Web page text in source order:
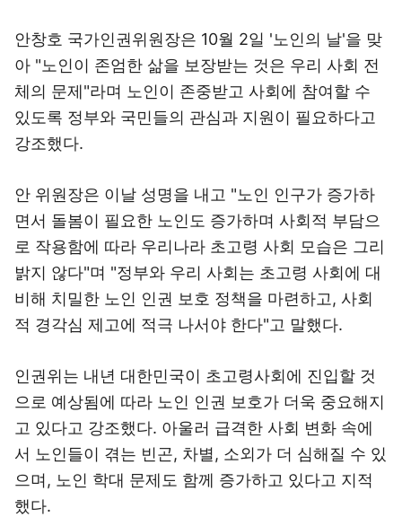
안창호 국가인권위원장은 10월 2일 '노인의 날'을 맞
아 "노인이 존엄한 삶을 보장받는 것은 우리 사회 전
체의 문제"라며 노인이 존중받고 사회에 참여할 수
있도록 정부와 국민들의 관심과 지원이 필요하다고
강조했다.
안 위원장은 이날 성명을 내고 "노인 인구가 증가하
면서 돌봄이 필요한 노인도 증가하며 사회적 부담으
로 작용함에 따라 우리나라 초고령 사회 모습은 그리
밝지 않다"며 "정부와 우리 사회는 초고령 사회에 대
비해 치밀한 노인 인권 보호 정책을 마련하고, 사회
적 경각심 제고에 적극 나서야 한다"고 말했다.
인권위는 내년 대한민국이 초고령사회에 진입할 것
으로 예상됨에 따라 노인 인권 보호가 더욱 중요해지
고 있다고 강조했다. 아울러 급격한 사회 변화 속에
서 노인들이 겪는 빈곤, 차별, 소외가 더 심해질 수 있
으며, 노인 학대 문제도 함께 증가하고 있다고 지적
했다.